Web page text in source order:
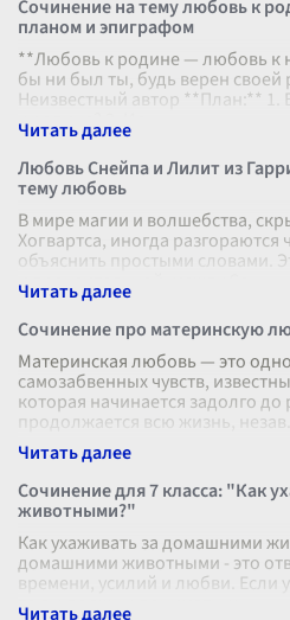
Сочинение на тему любовь к
планом и эпиграфом
**Любовь к родине — любовь к
бы ни был ты, будь верен
Неизвестный автор **План:** 1.
к родине? 2. Ис
Любовь Снейпа и Лилит из
тему любовь
В мире магии и волшебства,
Хогвартса, иногда разгораются
объяснить простыми словами.
и пронзительной, между Се
Сочинение про материнскую
Материнская любовь — это
самозабвенных чувств,
которая начинается задолго
продолжается всю жизнь, незав
Сочинение для 7 класса: "Как
животными?"
Как ухаживать за домашними
домашними животными - это
времени, усилий и любви. Если
то вы должны понимать, ч